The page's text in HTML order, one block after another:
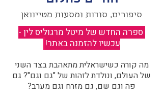
סיפורים, סודות ומסעות מטייוואן
ספרה החדש של מיטל מרגוליס לין -
עכשיו להזמנה באתר!
מה קורה כשישראלית מתאהבת בצד השני
של העולם, ונולדת לזהות של "גם וגם"? גם
פה וגם שם, גם מזרח וגם מערב?​​